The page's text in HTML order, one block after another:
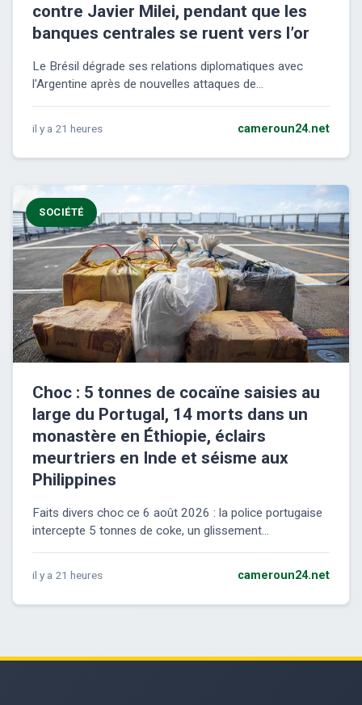
contre Javier Milei, pendant que les
banques centrales se ruent vers l’or
Le Brésil dégrade ses relations diplomatiques avec
l'Argentine après de nouvelles attaques de...
il y a 21 heures cameroun24.net
SOCIÉTÉ
Choc : 5 tonnes de cocaïne saisies au
large du Portugal, 14 morts dans un
monastère en Éthiopie, éclairs
meurtriers en Inde et séisme aux
Philippines
Faits divers choc ce 6 août 2026 : la police portugaise
intercepte 5 tonnes de coke, un glissement...
il y a 21 heures cameroun24.net